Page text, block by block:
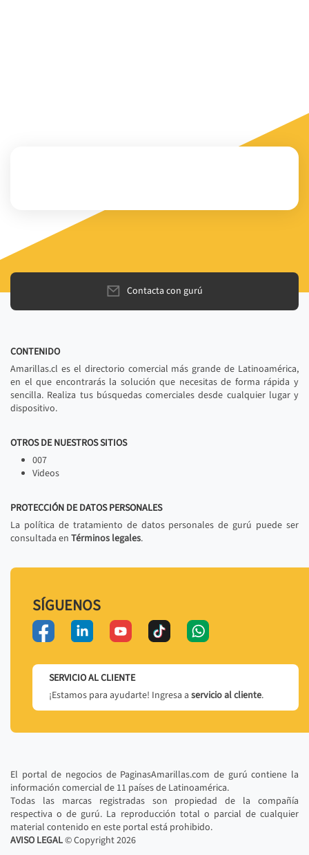
Contacta con gurú
CONTENIDO
Amarillas.cl es el directorio comercial más grande de Latinoamérica,
en el que encontrarás la solución que necesitas de forma rápida y
sencilla. Realiza tus búsquedas comerciales desde cualquier lugar y
dispositivo.
OTROS DE NUESTROS SITIOS
007
Videos
PROTECCIÓN DE DATOS PERSONALES
La política de tratamiento de datos personales de gurú puede ser
consultada en Términos legales.
SÍGUENOS
SERVICIO AL CLIENTE
¡Estamos para ayudarte! Ingresa a servicio al cliente.
El portal de negocios de PaginasAmarillas.com de gurú contiene la
información comercial de 11 países de Latinoamérica.
Todas las marcas registradas son propiedad de la compañía
respectiva o de gurú. La reproducción total o parcial de cualquier
material contenido en este portal está prohibido.
AVISO LEGAL© Copyright2026